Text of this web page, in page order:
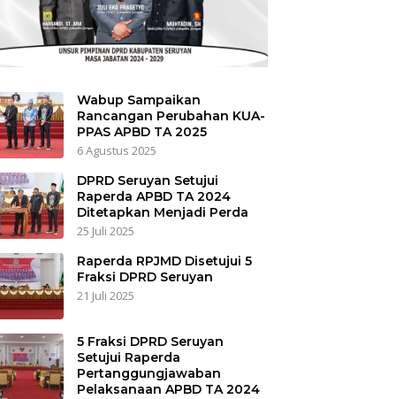
Wabup Sampaikan
Rancangan Perubahan KUA-
PPAS APBD TA 2025
6 Agustus 2025
DPRD Seruyan Setujui
Raperda APBD TA 2024
Ditetapkan Menjadi Perda
25 Juli 2025
Raperda RPJMD Disetujui 5
Fraksi DPRD Seruyan
21 Juli 2025
5 Fraksi DPRD Seruyan
Setujui Raperda
Pertanggungjawaban
Pelaksanaan APBD TA 2024